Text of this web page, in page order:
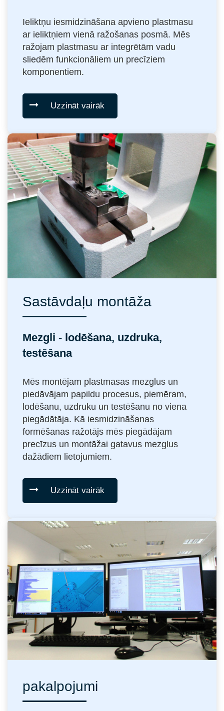
Ieliktņu iesmidzināšana apvieno plastmasu
ar ieliktņiem vienā ražošanas posmā. Mēs
ražojam plastmasu ar integrētām vadu
sliedēm funkcionāliem un precīziem
komponentiem.
Uzzināt vairāk
Sastāvdaļu montāža
Mezgli - lodēšana, uzdruka,
testēšana
Mēs montējam plastmasas mezglus un
piedāvājam papildu procesus, piemēram,
lodēšanu, uzdruku un testēšanu no viena
piegādātāja. Kā iesmidzināšanas
formēšanas ražotājs mēs piegādājam
precīzus un montāžai gatavus mezglus
dažādiem lietojumiem.
Uzzināt vairāk
pakalpojumi